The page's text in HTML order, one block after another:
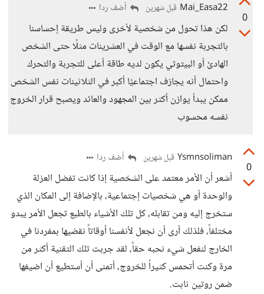
0
Mai_Easa22 قبل شهرين أضف ردا
لكن هذا تحول من شخصية لأخرى وليس طريقة إحساسنا
بالتجربة نفسها مع الوقت في العشرينات مثلًا حتى الشخص
الهادئ أو البيتوتي يكون لديه طاقة أعلى للتجربة والتحرك
واحتمال أنه يجازف اجتماعيًا أكبر في الثلاثينات نفس الشخص
ممكن يبدأ يوازن أكثر بين المجهود والعائد ويصبح قرار الخروج
نفسه محسوب
0
Ysmnsoliman قبل شهرين أضف ردا
أشعر أن الأمر معتمد على الشخصية إذا كانت تفضل العزلة
والوحدة أو هي شخصيات إجتماعية، بالإضافة إلى المكان الذي
ستخرج إليه ومن تقابله، كل تلك الأشياء بالطبع تجعل الأمر يبدو
مختلفاً، فلذلك أرى أن نجعل لأنفسنا أوقاتاً نقضيها بمفردنا في
الخارج لنفعل شيء نحبه حقاً، لقد جربت تلك التقنية أكثر من
مرة وكنت أتحمس كثيراً للخروج، أتمنى أن أستطيع أن اضيفها
ضمن روتين ثابت.